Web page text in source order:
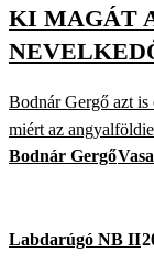
KI MAGÁT
Bodnár Gergő azt
miért az
Bodnár Gergő
Labdarúgó NB II